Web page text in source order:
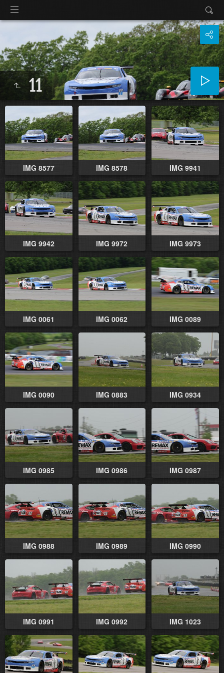
11
IMG 8577 IMG 8578 IMG 9941
IMG 9942 IMG 9972 IMG 9973
IMG 0061 IMG 0062 IMG 0089
IMG 0090 IMG 0883 IMG 0934
IMG 0985 IMG 0986 IMG 0987
IMG 0988 IMG 0989 IMG 0990
IMG 0991 IMG 0992 IMG 1023